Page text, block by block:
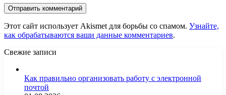
Этот сайт использует Akismet для борьбы со спамом. Узнайте,
как обрабатываются ваши данные комментариев.
Свежие записи
Как правильно организовать работу с электронной
почтой